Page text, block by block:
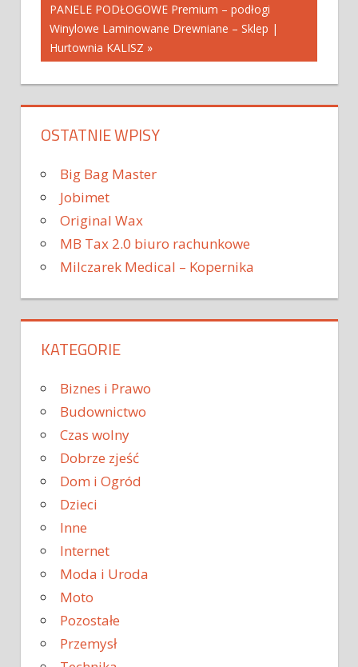
wpisu
PANELE PODŁOGOWE Premium – podłogi
Winylowe Laminowane Drewniane – Sklep |
Hurtownia KALISZ »
OSTATNIE WPISY
Big Bag Master
Jobimet
Original Wax
MB Tax 2.0 biuro rachunkowe
Milczarek Medical – Kopernika
KATEGORIE
Biznes i Prawo
Budownictwo
Czas wolny
Dobrze zjeść
Dom i Ogród
Dzieci
Inne
Internet
Moda i Uroda
Moto
Pozostałe
Przemysł